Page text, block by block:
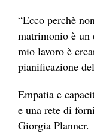
“Ecco perchè
matrimonio è un
mio lavoro è
pianificazione
Empatia e
e una rete di
Giorgia Planner.